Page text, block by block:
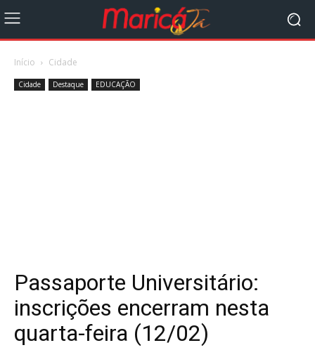
Início Cidade
Cidade Destaque EDUCAÇÃO
Passaporte Universitário:
inscrições encerram nesta
quarta-feira (12/02)